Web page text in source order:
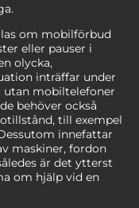
om mobilförbud
eller pauser i
olycka,
inträffar under
utan mobiltelefoner
behöver också
till exempel
innefattar
maskiner, fordon
är det ytterst
om hjälp vid en